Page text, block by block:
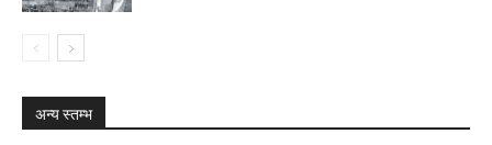
अन्य स्तम्भ